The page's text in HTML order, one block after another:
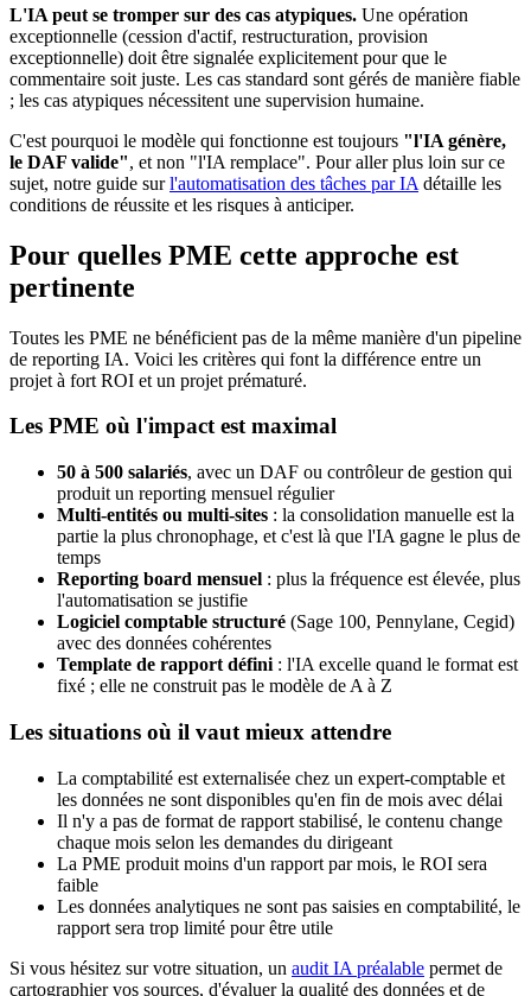
L'IA peut se tromper sur des cas atypiques. Une opération
exceptionnelle (cession d'actif, restructuration, provision
exceptionnelle) doit être signalée explicitement pour que le
commentaire soit juste. Les cas standard sont gérés de manière fiable
; les cas atypiques nécessitent une supervision humaine.
C'est pourquoi le modèle qui fonctionne est toujours "l'IA génère,
le DAF valide", et non "l'IA remplace". Pour aller plus loin sur ce
sujet, notre guide surl'automatisation des tâches par IA détaille les
conditions de réussite et les risques à anticiper.
Pour quelles PME cette approche est
pertinente
Toutes les PME ne bénéficient pas de la même manière d'un pipeline
de reporting IA. Voici les critères qui font la différence entre un
projet à fort ROI et un projet prématuré.
Les PME où l'impact est maximal
50 à 500 salariés, avec un DAF ou contrôleur de gestion qui
produit un reporting mensuel régulier
Multi-entités ou multi-sites : la consolidation manuelle est la
partie la plus chronophage, et c'est là que l'IA gagne le plus de
temps
Reporting board mensuel : plus la fréquence est élevée, plus
l'automatisation se justifie
Logiciel comptable structuré (Sage 100, Pennylane, Cegid)
avec des données cohérentes
Template de rapport défini : l'IA excelle quand le format est
fixé ; elle ne construit pas le modèle de A à Z
Les situations où il vaut mieux attendre
La comptabilité est externalisée chez un expert-comptable et
les données ne sont disponibles qu'en fin de mois avec délai
Il n'y a pas de format de rapport stabilisé, le contenu change
chaque mois selon les demandes du dirigeant
La PME produit moins d'un rapport par mois, le ROI sera
faible
Les données analytiques ne sont pas saisies en comptabilité, le
rapport sera trop limité pour être utile
Si vous hésitez sur votre situation, un audit IA préalable permet de
cartographier vos sources, d'évaluer la qualité des données et de